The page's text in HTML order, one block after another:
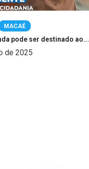
MACAÉ
pode ser destinado ao...
de 2025